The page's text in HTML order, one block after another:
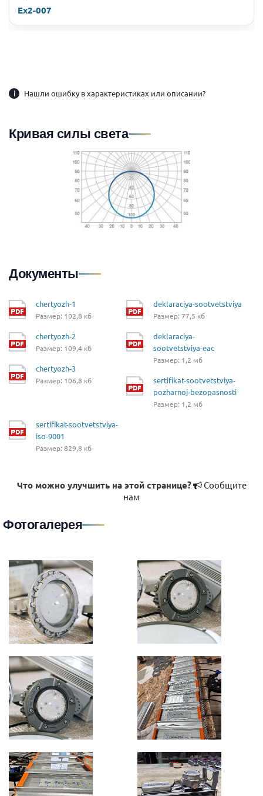
Ex2-007
i Нашли ошибку в характеристиках или описании?
Кривая силы света
Документы
chertyozh-1
Размер: 102,8 кб
chertyozh-2
Размер: 109,4 кб
chertyozh-3
Размер: 106,8 кб
deklaraciya-sootvetstviya
Размер: 77,5 кб
deklaraciya-
sootvetstviya-eac
Размер: 1,2 мб
sertifikat-sootvetstviya-
pozharnoj-bezopasnosti
Размер: 1,2 мб
sertifikat-sootvetstviya-
iso-9001
Размер: 829,8 кб
Что можно улучшить на этой странице?
Сообщите
нам
Фотогалерея